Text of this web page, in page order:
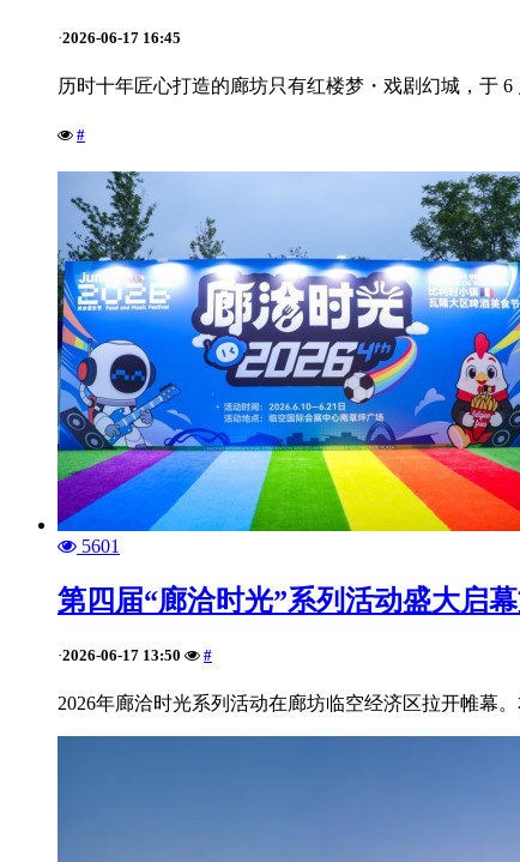
·2026-06-17 16:45
历时十年匠心打造的廊坊只有红楼梦・戏剧幻城，于
#
5601
第四届“廊洽时光”系列活动盛大启
·2026-06-17 13:50 #
2026年廊洽时光系列活动在廊坊临空经济区拉开帷幕